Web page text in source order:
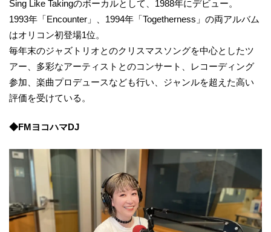
Sing Like Takingのボーカルとして、1988年にデビュー。
1993年「Encounter」、1994年「Togetherness」の両アルバム
はオリコン初登場1位。
毎年末のジャズトリオとのクリスマスソングを中心としたツ
アー、多彩なアーティストとのコンサート、レコーディング
参加、楽曲プロデュースなども行い、ジャンルを超えた高い
評価を受けている。
◆FMヨコハマDJ